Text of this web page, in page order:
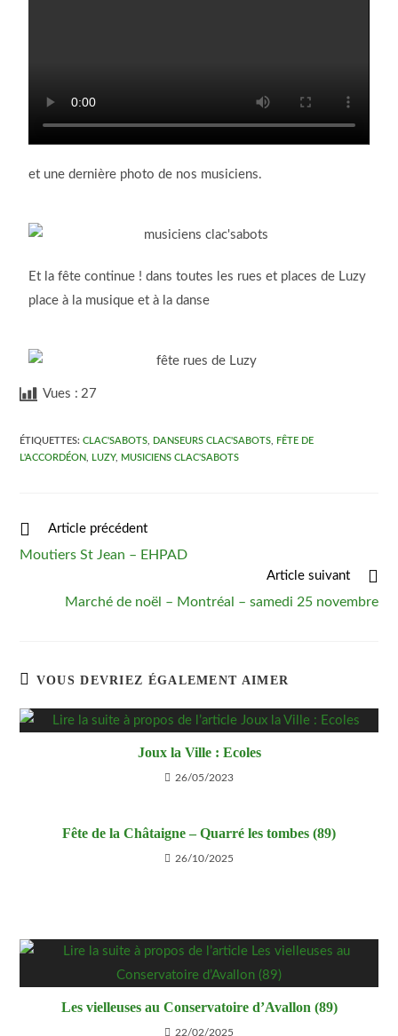
et une dernière photo de nos musiciens.
Et la fête continue ! dans toutes les rues et places de Luzy
place à la musique et à la danse
Vues : 27
ÉTIQUETTES:CLAC'SABOTS DANSEURS CLAC'SABOTS
FÊTE DE
L'ACCORDÉON
LUZY, MUSICIENS CLAC'SABOTS
Article précédent
Moutiers St Jean – EHPAD
Article suivant
Marché de noël – Montréal – samedi 25 novembre
VOUS DEVRIEZ ÉGALEMENT AIMER
Joux la Ville : Ecoles
26/05/2023
Fête de la Châtaigne – Quarré les tombes (89)
26/10/2025
Les vielleuses au Conservatoire d’Avallon (89)
22/02/2025